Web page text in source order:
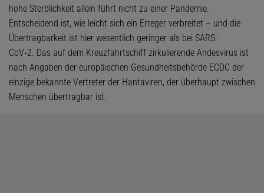
hohe Sterblichkeit allein führt nicht zu einer Pandemie.
Entscheidend ist, wie leicht sich ein Erreger verbreitet – und die
Übertragbarkeit ist hier wesentlich geringer als bei SARS-
CoV‑2. Das auf dem Kreuzfahrtschiff zirkulierende Andesvirus ist
nach Angaben der europäischen Gesundheitsbehörde ECDC der
einzige bekannte Vertreter der Hantaviren, der überhaupt zwischen
Menschen übertragbar ist.